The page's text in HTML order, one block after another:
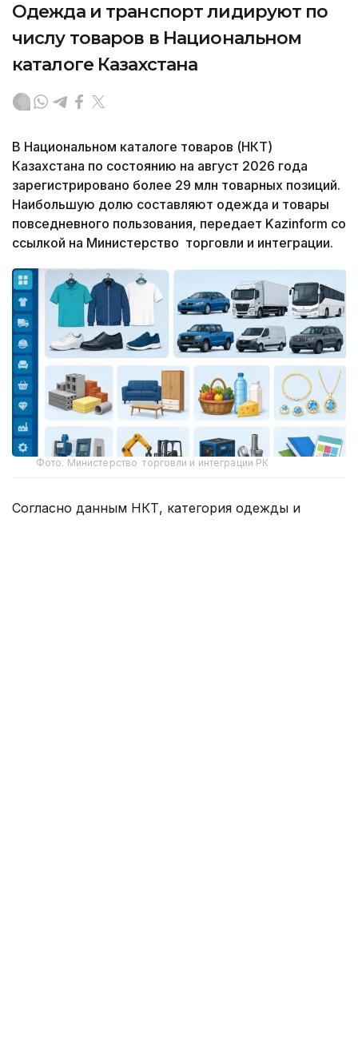
Одежда и транспорт лидируют по
числу товаров в Национальном
каталоге Казахстана
В Национальном каталоге товаров (НКТ)
Казахстана по состоянию на август 2026 года
зарегистрировано более 29 млн товарных позиций.
Наибольшую долю составляют одежда и товары
повседневного пользования, передает Kazinform со
ссылкой на Министерство торговли и интеграции.
Фото: Министерство торговли и интеграции РК
Согласно данным НКТ, категория одежды и